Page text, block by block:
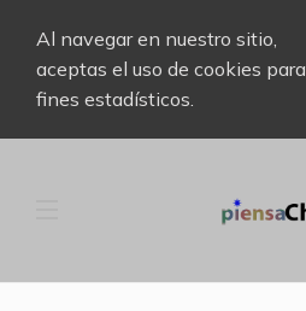
Al navegar en nuestro sitio,
aceptas el uso de cookies para
fines estadísticos.